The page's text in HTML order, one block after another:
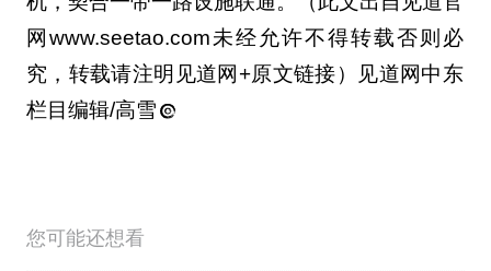
网www.seetao.com未经允许不得转载否则必
究，转载请注明见道网+原文链接）见道网中东
栏目编辑/高雪
您可能还想看